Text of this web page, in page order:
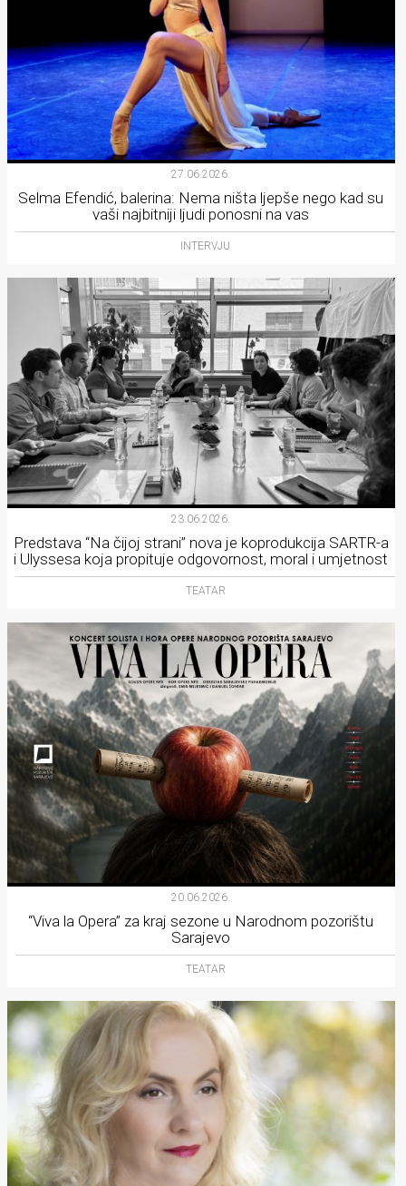
27.06.2026.
Selma Efendić, balerina: Nema ništa ljepše nego kad su
vaši najbitniji ljudi ponosni na vas
INTERVJU
23.06.2026.
Predstava “Na čijoj strani” nova je koprodukcija SARTR-a
i Ulyssesa koja propituje odgovornost, moral i umjetnost
TEATAR
20.06.2026.
“Viva la Opera” za kraj sezone u Narodnom pozorištu
Sarajevo
TEATAR